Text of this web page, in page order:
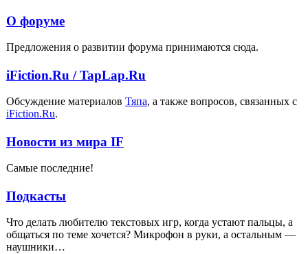
О форуме
Предложения о развитии форума принимаются сюда.
iFiction.Ru / TapLap.Ru
Обсуждение материалов Тяпа, а также вопросов, связанных с
iFiction.Ru.
Новости из мира IF
Самые последние!
Подкасты
Что делать любителю текстовых игр, когда устают пальцы, а
общаться по теме хочется? Микрофон в руки, а остальным —
наушники…